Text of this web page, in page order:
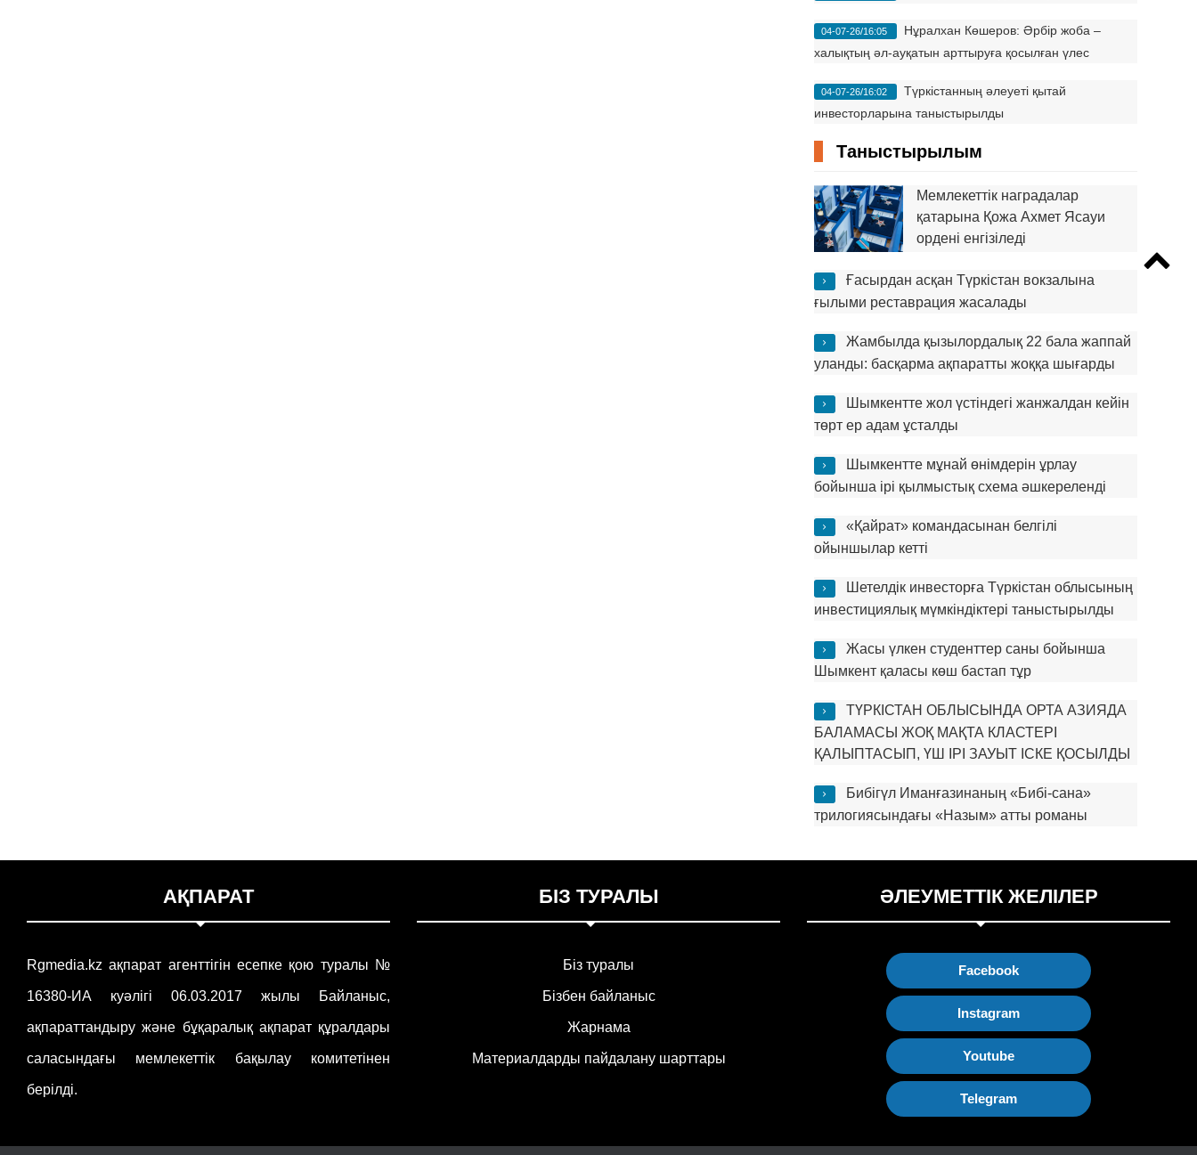
04-07-26/16:05
Нұралхан Көшеров: Әрбір жоба –
халықтың әл-ауқатын арттыруға қосылған үлес
04-07-26/16:02
Түркістанның әлеуеті қытай
инвесторларына таныстырылды
Таныстырылым
Мемлекеттік наградалар
қатарына Қожа Ахмет Ясауи
ордені енгізіледі
Ғасырдан асқан Түркістан вокзалына
ғылыми реставрация жасалады
Жамбылда қызылордалық 22 бала жаппай
уланды: басқарма ақпаратты жоққа шығарды
Шымкентте жол үстіндегі жанжалдан кейін
төрт ер адам ұсталды
Шымкентте мұнай өнімдерін ұрлау
бойынша ірі қылмыстық схема әшкереленді
«Қайрат» командасынан белгілі
ойыншылар кетті
Шетелдік инвесторға Түркістан облысының
инвестициялық мүмкіндіктері таныстырылды
Жасы үлкен студенттер саны бойынша
Шымкент қаласы көш бастап тұр
ТҮРКІСТАН ОБЛЫСЫНДА ОРТА АЗИЯДА
БАЛАМАСЫ ЖОҚ МАҚТА КЛАСТЕРІ
ҚАЛЫПТАСЫП, ҮШ ІРІ ЗАУЫТ ІСКЕ ҚОСЫЛДЫ
Бибігүл Иманғазинаның «Бибі-сана»
трилогиясындағы «Назым» атты романы
АҚПАРАТ
Rgmedia.kz ақпарат агенттігін есепке қою туралы №
16380-ИА куәлігі 06.03.2017 жылы Байланыс,
ақпараттандыру және бұқаралық ақпарат құралдары
саласындағы мемлекеттік бақылау комитетінен
берілді.
БІЗ ТУРАЛЫ
Біз туралы
Бізбен байланыс
Жарнама
Материалдарды пайдалану шарттары
ӘЛЕУМЕТТІК ЖЕЛІЛЕР
Facebook
Instagram
Youtube
Telegram